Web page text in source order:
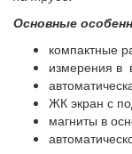
Основные
компактные
измерения в
ЖК экран с
магниты в